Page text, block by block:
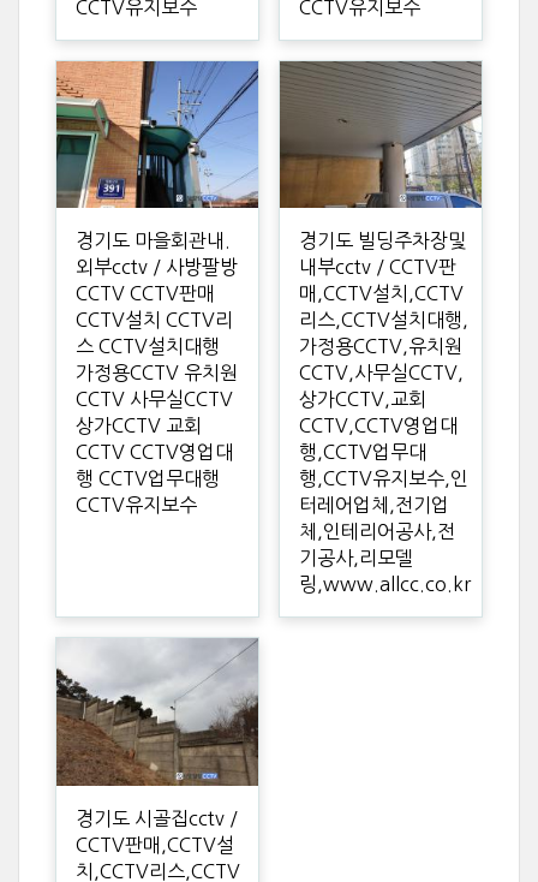
CCTV유지보수
CCTV유지보수
경기도 마을회관내.
외부cctv / 사방팔방
CCTV CCTV판매
CCTV설치 CCTV리
스 CCTV설치대행
가정용CCTV 유치원
CCTV 사무실CCTV
상가CCTV 교회
CCTV CCTV영업대
행 CCTV업무대행
CCTV유지보수
경기도 빌딩주차장및
내부cctv / CCTV판
매,CCTV설치,CCTV
리스,CCTV설치대행,
가정용CCTV,유치원
CCTV,사무실CCTV,
상가CCTV,교회
CCTV,CCTV영업대
행,CCTV업무대
행,CCTV유지보수,인
터레어업체,전기업
체,인테리어공사,전
기공사,리모델
링,www.allcc.co.kr
경기도 시골집cctv /
CCTV판매,CCTV설
치,CCTV리스,CCTV